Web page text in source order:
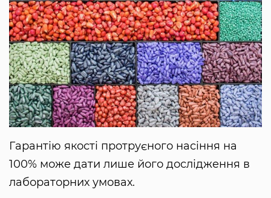
Гарантію якості протруєного насіння на
100% може дати лише його дослідження в
лабораторних умовах.